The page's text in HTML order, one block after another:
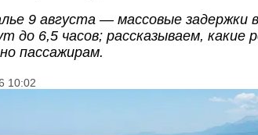
9 августа — массовые задержки
до 6,5 часов; рассказываем,
пассажирам.
10:02